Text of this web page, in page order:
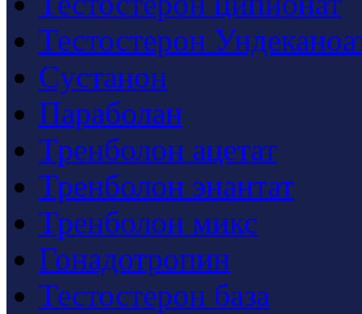
Тестостерон
Cустанон
Параболан
Тренболон ацетат
Тренболон энантат
Тренболон микс
Гонадотропин
Тестостерон база